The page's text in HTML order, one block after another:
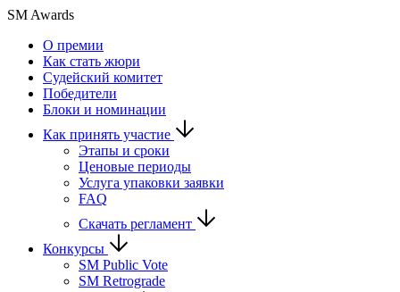
SM Awards
О премии
Как стать жюри
Судейский комитет
Победители
Блоки и номинации
Как принять участие
Этапы и сроки
Ценовые периоды
Услуга упаковки заявки
FAQ
Скачать регламент
Конкурсы
SM Public Vote
SM Retrograde